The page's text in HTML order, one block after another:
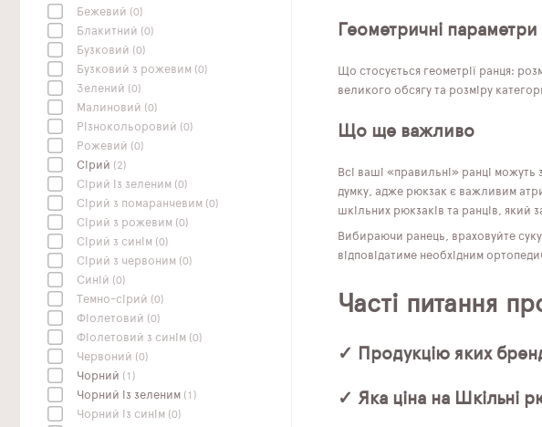
Бежевий (0)
Блакитний (0)
Бузковий (0)
Бузковий з рожевим (0)
Зелений (0)
Малиновий (0)
Різнокольоровий (0)
Рожевий (0)
Сірий (2)
Сірий із зеленим (0)
Сірий з помаранчевим (0)
Сірий з рожевим (0)
Сірий з синім (0)
Сірий з червоним (0)
Синій (0)
Темно-сірий (0)
Фіолетовий (0)
Фіолетовий з синім (0)
Червоний (0)
Чорний (1)
Чорний із зеленим (1)
Чорний із синім (0)
Геометричні параметри
Що стосується геометрії ранця:
великого обсягу та розміру
Що ще важливо
Всі ваші «правильні» ранці
думку, адже рюкзак є важливим
шкільних рюкзаків та ранців, який
Вибираючи ранець, враховуйте
відповідатиме необхідним
Часті питання
✓ Продукцію яких
✓ Яка ціна на Шкільні